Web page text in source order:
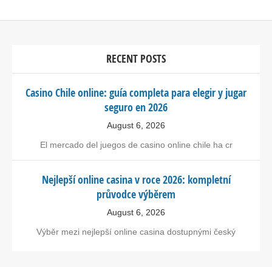
RECENT POSTS
Casino Chile online: guía completa para elegir y jugar
seguro en 2026
August 6, 2026
El mercado del juegos de casino online chile ha cr
Nejlepší online casina v roce 2026: kompletní
průvodce výběrem
August 6, 2026
Výběr mezi nejlepší online casina dostupnými český